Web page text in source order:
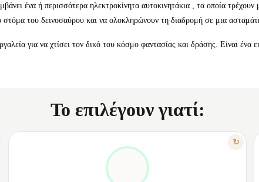
ένα ή περισσότερα ηλεκτροκίνητα αυτοκινητάκια , τα οποία
του δεινοσαύρου και να ολοκληρώνουν τη διαδρομή σε μια
για να χτίσει τον δικό του κόσμο φαντασίας και δράσης. Είναι ένα
Το επιλέγουν γιατί:
↻
Ο ΚΌΣΜΟΣ ΤΩΝ ΔΕΙΝΟΣΑΎΡΩΝ ΖΩΝΤΑΝΕΎΕΙ
Θεματικά αξεσουάρ δεινοσαύρων και δέντρα.